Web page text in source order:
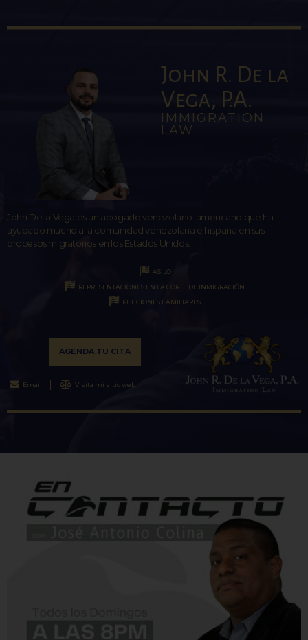
John R. De la
Vega, P.A.
IMMIGRATION
LAW
John De la Vega es un abogado venezolano-americano que ha
ayudado mucho a la comunidad venezolana e hispana en sus
procesos migratorios en los Estados Unidos.
ASILO
REPRESENTACIONES EN LA CORTE DE INMIGRACIÓN
PETICIONES FAMILIARES
AGENDA TU CITA
Email Visita mi sitio web